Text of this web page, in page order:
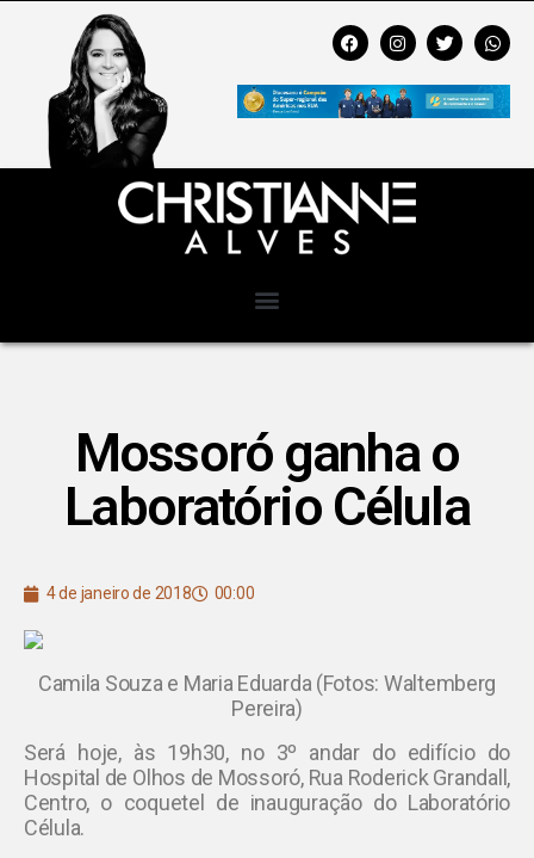
Mossoró ganha o
Laboratório Célula
4 de janeiro de 2018 00:00
Camila Souza e Maria Eduarda (Fotos: Waltemberg
Pereira)
Será hoje, às 19h30, no 3º andar do edifício do
Hospital de Olhos de Mossoró, Rua Roderick Grandall,
Centro, o coquetel de inauguração do Laboratório
Célula.